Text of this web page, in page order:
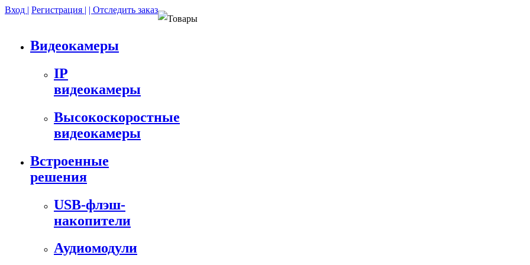
Вход | Регистрация | | Отследить заказ
Товары
Видеокамеры
IP
видеокамеры
Высокоскоростные
видеокамеры
Встроенные
решения
USB-флэш-
накопители
Аудиомодули